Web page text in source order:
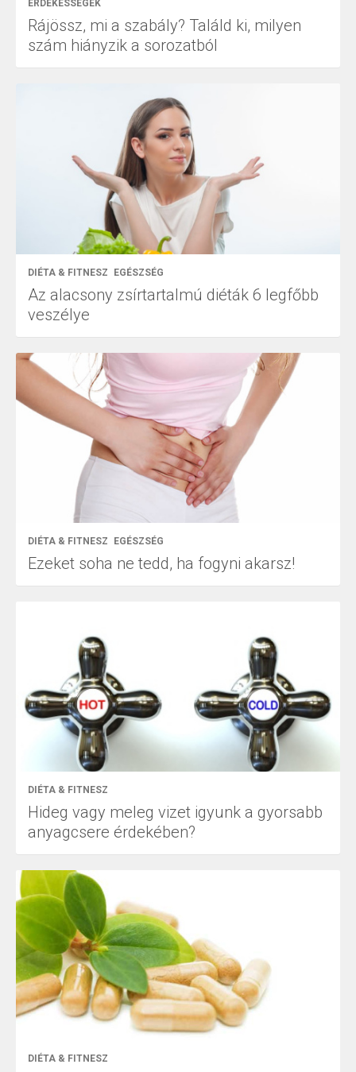
ÉRDEKESSÉGEK
Rájössz, mi a szabály? Találd ki, milyen
szám hiányzik a sorozatból
DIÉTA & FITNESZ EGÉSZSÉG
Az alacsony zsírtartalmú diéták 6 legfőbb
veszélye
DIÉTA & FITNESZ EGÉSZSÉG
Ezeket soha ne tedd, ha fogyni akarsz!
DIÉTA & FITNESZ
Hideg vagy meleg vizet igyunk a gyorsabb
anyagcsere érdekében?
DIÉTA & FITNESZ